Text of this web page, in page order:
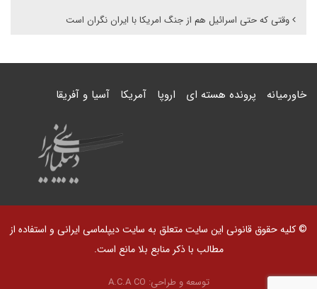
وقتی که حتی اسرائیل هم از جنگ امریکا با ایران نگران است
خاورمیانه پرونده هسته ای اروپا آمریکا آسیا و آفریقا
© کلیه حقوق قانونی این سایت متعلق به سایت دیپلماسی ایرانی و استفاده از
مطالب با ذکر منابع بلا مانع است.
توسعه و طراحی: A.C.A CO